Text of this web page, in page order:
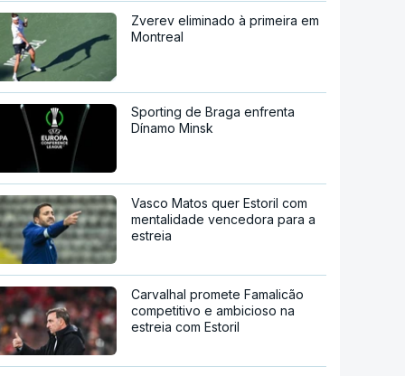
Zverev eliminado à primeira em
Montreal
Sporting de Braga enfrenta
Dínamo Minsk
Vasco Matos quer Estoril com
mentalidade vencedora para a
estreia
Carvalhal promete Famalicão
competitivo e ambicioso na
estreia com Estoril